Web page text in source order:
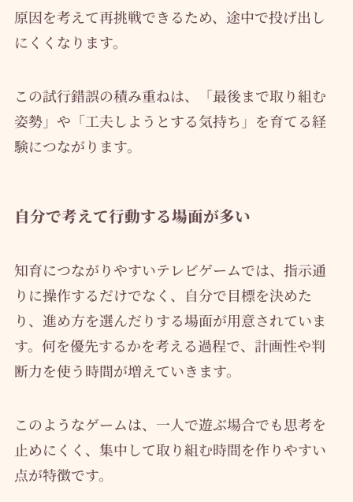
原因を考えて再挑戦できるため、途中で投げ出し
にくくなります。
この試行錯誤の積み重ねは、「最後まで取り組む
姿勢」や「工夫しようとする気持ち」を育てる経
験につながります。
自分で考えて行動する場面が多い
知育につながりやすいテレビゲームでは、指示通
りに操作するだけでなく、自分で目標を決めた
り、進め方を選んだりする場面が用意されていま
す。何を優先するかを考える過程で、計画性や判
断力を使う時間が増えていきます。
このようなゲームは、一人で遊ぶ場合でも思考を
止めにくく、集中して取り組む時間を作りやすい
点が特徴です。